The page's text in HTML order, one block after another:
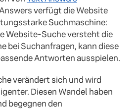
verfügt die Website
Suchmaschine:
Website-Suche versteht die
bei Suchanfragen, kann diese
Antworten ausspielen.
verändert sich und wird
Diesen Wandel haben
begegnen den